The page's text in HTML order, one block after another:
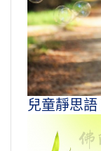
兒童靜思語